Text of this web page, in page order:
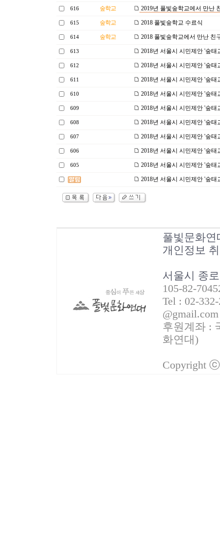
616 숲학교 2019년 풀빛숲학교에서 만난
615 숲학교 2018 풀빛숲학교 수료식
614 숲학교 2018 풀빛숲학교에서 만난 친
613 2018년 서울시 시민제안 '숲
612 2018년 서울시 시민제안 '숲
611 2018년 서울시 시민제안 '숲
610 2018년 서울시 시민제안 '숲
609 2018년 서울시 시민제안 '숲
608 2018년 서울시 시민제안 '숲
607 2018년 서울시 시민제안 '숲
606 2018년 서울시 시민제안 '숲
605 2018년 서울시 시민제안 '숲
2018년 서울시 시민제안 '숲
풀빛문화연
개인정보
서울시 종
105-82-
Tel : 02-
@gmail.com
후원계좌 :
화연대)
Copyright